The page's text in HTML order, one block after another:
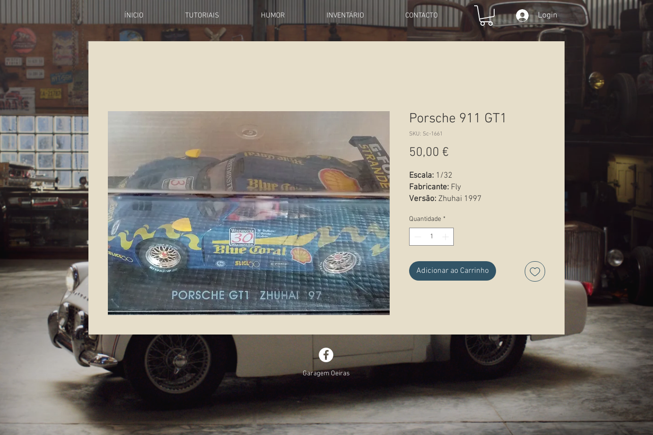
ÍNICIO TUTORIAIS HUMOR INVENTÁRIO CONTACTO Login
Porsche 911 GT1
SKU: Sc-1661
50,00 €
Escala: 1/32
Fabricante: Fly
Versão: Zhuhai 1997
Observações:
Quantidade *
Adicionar ao Carrinho
Garagem Oeiras